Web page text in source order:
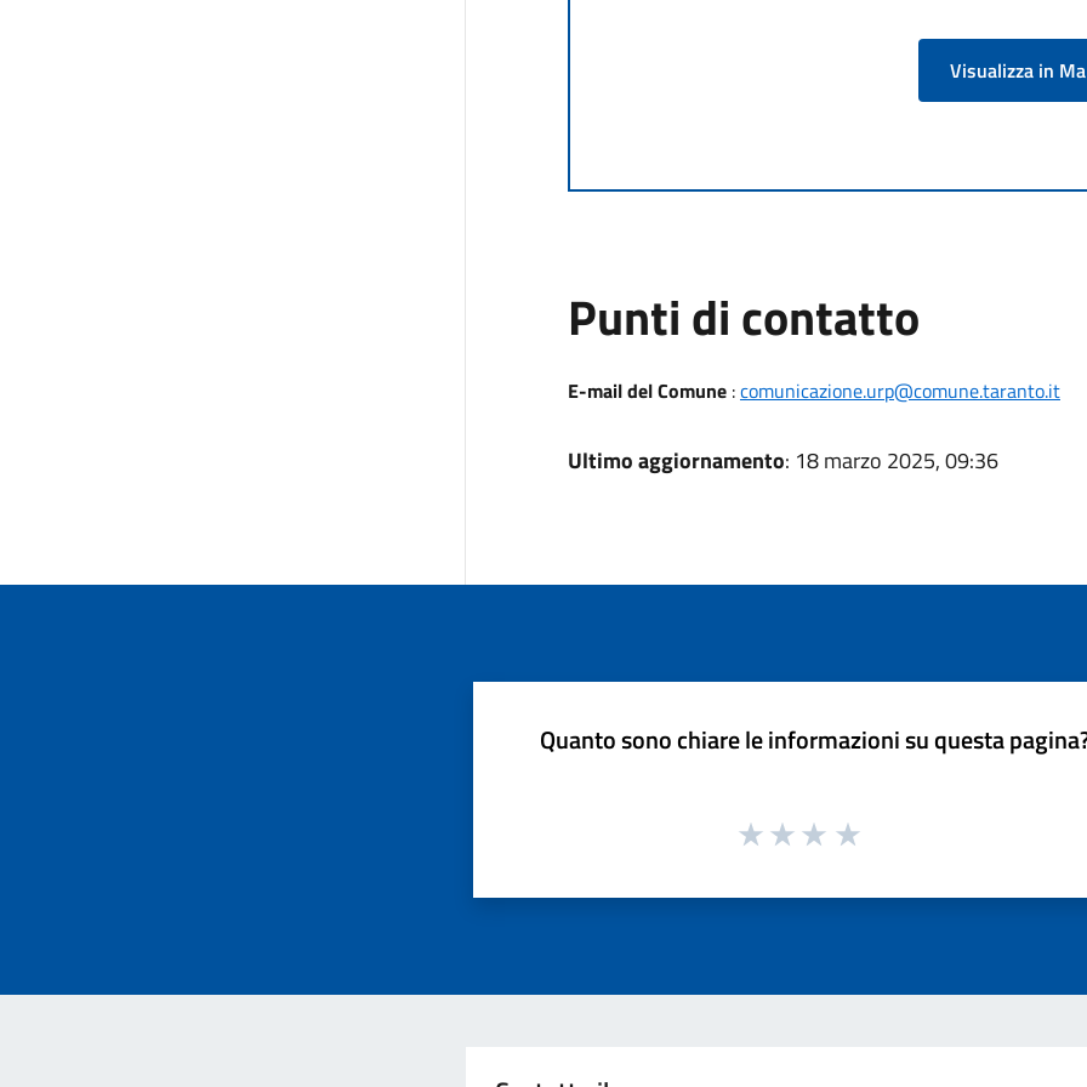
Visualizza in
Punti di contatto
E-mail del Comune:comunicazione.urp@comune.taranto.it
Ultimo aggiornamento: 18 marzo 2025, 09:36
Quanto sono chiare le informazioni su questa